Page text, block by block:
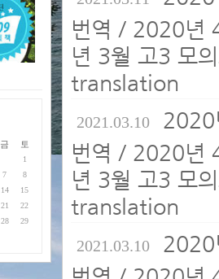
금 토
1
7
8
14
15
21
22
28
29
번역 / 2020년
년 3월 고3 모
translation
2021.03.10 2020
번역 / 2020년
년 3월 고3 모
translation
2021.03.10 2020
번역 / 2020년